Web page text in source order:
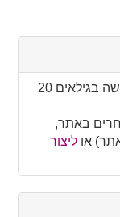
מעיר Toronto, קנדה רוצה להכיר אישה בגילאים 20
באתר,
אוליצור